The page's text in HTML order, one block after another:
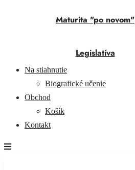
Maturita "po novom"
Legislatíva
Na stiahnutie
Biografické učenie
Obchod
Košík
Kontakt